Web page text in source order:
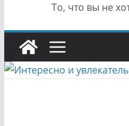
То, что вы не